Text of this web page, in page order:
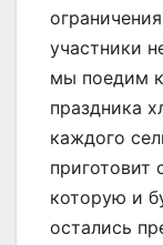
участники
мы поедим
праздника
каждого
приготовит
которую и
остались